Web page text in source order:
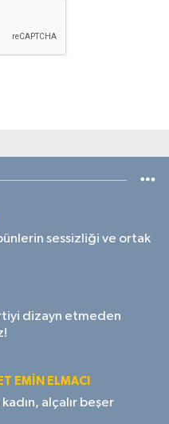
sessizliği ve ortak
dizayn etmeden
EMIN ELMACI
alçalır beşer